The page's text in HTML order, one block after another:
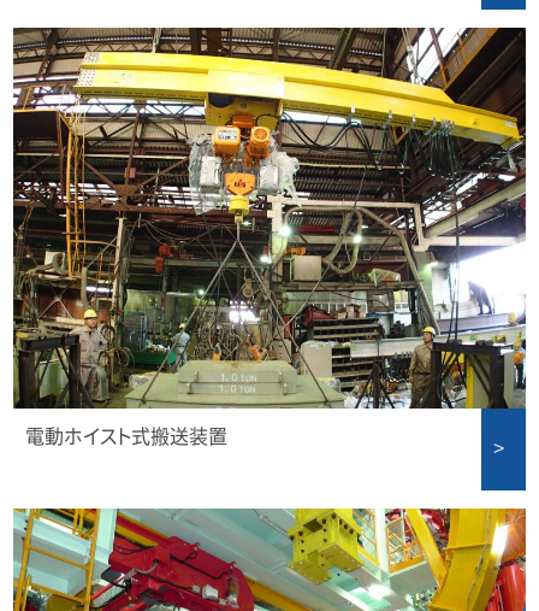
電動ホイスト式搬送装置